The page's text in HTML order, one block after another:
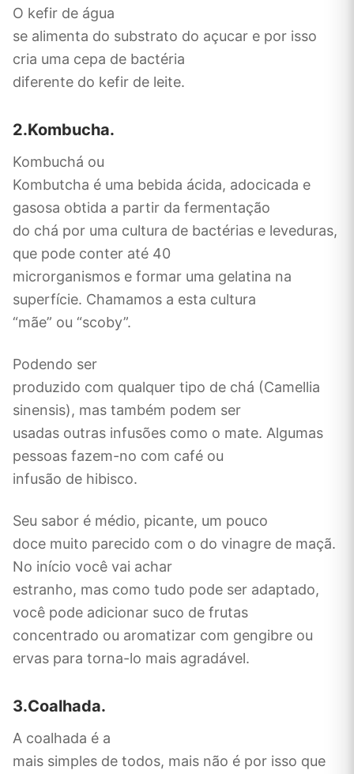
O kefir de água
se alimenta do substrato do açucar e por isso
cria uma cepa de bactéria
diferente do kefir de leite.
2.Kombucha.
Kombuchá ou
Kombutcha é uma bebida ácida, adocicada e
gasosa obtida a partir da fermentação
do chá por uma cultura de bactérias e leveduras,
que pode conter até 40
microrganismos e formar uma gelatina na
superfície. Chamamos a esta cultura
“mãe” ou “scoby”.
Podendo ser
produzido com qualquer tipo de chá (Camellia
sinensis), mas também podem ser
usadas outras infusões como o mate. Algumas
pessoas fazem-no com café ou
infusão de hibisco.
Seu sabor é médio, picante, um pouco
doce muito parecido com o do vinagre de maçã.
No início você vai achar
estranho, mas como tudo pode ser adaptado,
você pode adicionar suco de frutas
concentrado ou aromatizar com gengibre ou
ervas para torna-lo mais agradável.
3.Coalhada.
A coalhada é a
mais simples de todos, mais não é por isso que